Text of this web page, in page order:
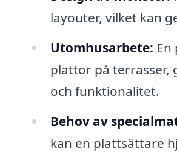
layouter, vilket kan
Utomhusarbete:
plattor på terrasser,
och funktionalitet.
Behov av
kan en plattsättare